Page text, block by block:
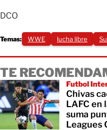
DCO
Temas: WWE lucha libre
TE
Futbol
Chivas
LAFC en
suma
Leagues